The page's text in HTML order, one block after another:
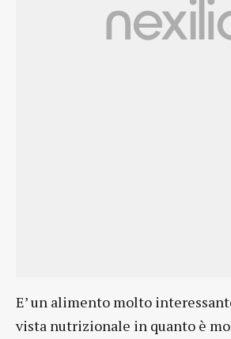
E’ un alimento molto
vista nutrizionale in quanto è